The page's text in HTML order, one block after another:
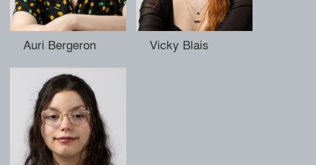
Auri Bergeron Vicky Blais